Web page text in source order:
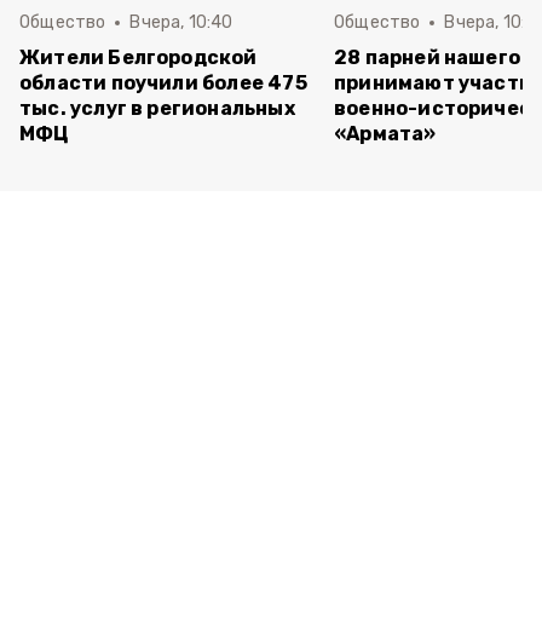
Общество Вчера, 10:40
Жители Белгородской
области поучили более 475
тыс. услуг в региональных
МФЦ
Общество Вчера,
28 парней нашего
принимают
военно-
«Армата»